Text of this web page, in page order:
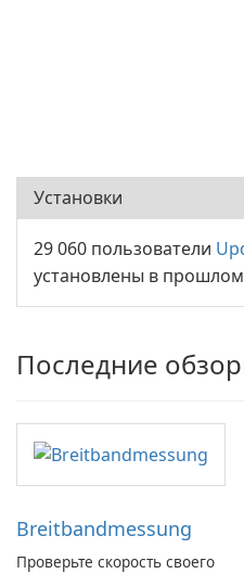
Установки
29 060 пользователи
установлены в
Последние
Breitbandmessung
Проверьте скорость своего